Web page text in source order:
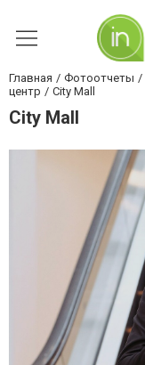
Главная Фотоотчеты
центр
City Mall
City Mall